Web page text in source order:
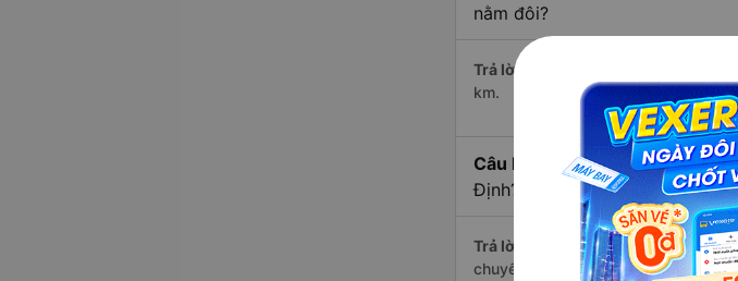
nằm đôi?
Trả lời: xe
km.
Câu hỏi:
Mỗi ngày có bao
Định?
Trả lời: Tuyến đườngxe Giường
chuyến trên
Vexere.combắt đầu từ